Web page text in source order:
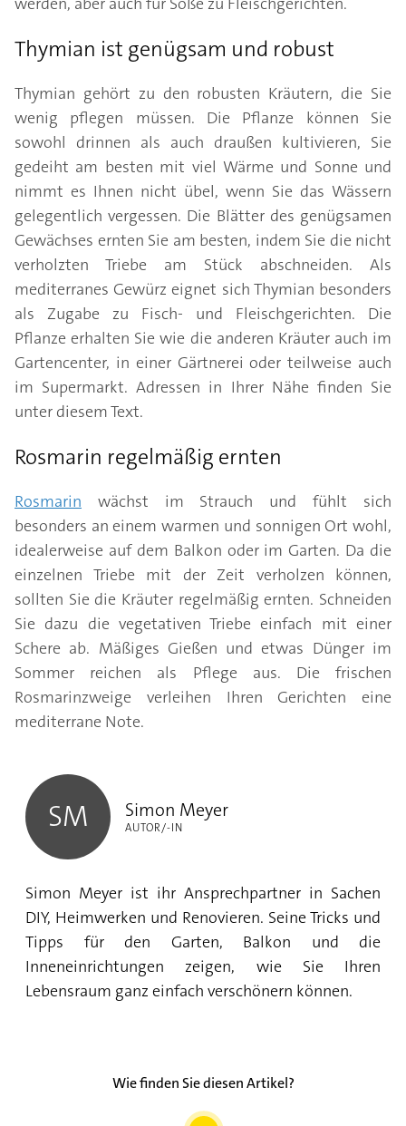
Thymian ist genügsam und robust
Thymian gehört zu den robusten Kräutern, die Sie
wenig pflegen müssen. Die Pflanze können Sie
sowohl drinnen als auch draußen kultivieren, Sie
gedeiht am besten mit viel Wärme und Sonne und
nimmt es Ihnen nicht übel, wenn Sie das Wässern
gelegentlich vergessen. Die Blätter des genügsamen
Gewächses ernten Sie am besten, indem Sie die nicht
verholzten Triebe am Stück abschneiden. Als
mediterranes Gewürz eignet sich Thymian besonders
als Zugabe zu Fisch- und Fleischgerichten. Die
Pflanze erhalten Sie wie die anderen Kräuter auch im
Gartencenter, in einer Gärtnerei oder teilweise auch
im Supermarkt. Adressen in Ihrer Nähe finden Sie
unter diesem Text.
Rosmarin regelmäßig ernten
Rosmarin wächst im Strauch und fühlt sich
besonders an einem warmen und sonnigen Ort wohl,
idealerweise auf dem Balkon oder im Garten. Da die
einzelnen Triebe mit der Zeit verholzen können,
sollten Sie die Kräuter regelmäßig ernten. Schneiden
Sie dazu die vegetativen Triebe einfach mit einer
Schere ab. Mäßiges Gießen und etwas Dünger im
Sommer reichen als Pflege aus. Die frischen
Rosmarinzweige verleihen Ihren Gerichten eine
mediterrane Note.
SM Simon Meyer
AUTOR/-IN
Simon Meyer ist ihr Ansprechpartner in Sachen
DIY, Heimwerken und Renovieren. Seine Tricks und
Tipps für den Garten, Balkon und die
Inneneinrichtungen zeigen, wie Sie Ihren
Lebensraum ganz einfach verschönern können.
Wie finden Sie diesen Artikel?